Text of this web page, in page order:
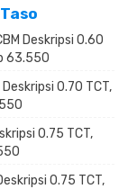
Deskripsi 0.60
63.550
Deskripsi 0.70 TCT,
0.75 TCT,
0.75 TCT,